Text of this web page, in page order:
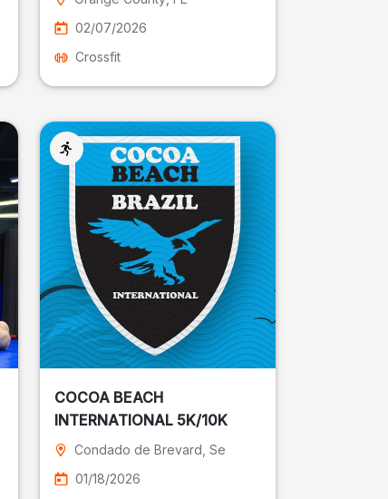
02/07/2026
Crossfit
COCOA BEACH
INTERNATIONAL 5K/10K
Condado de Brevard , Se
01/18/2026